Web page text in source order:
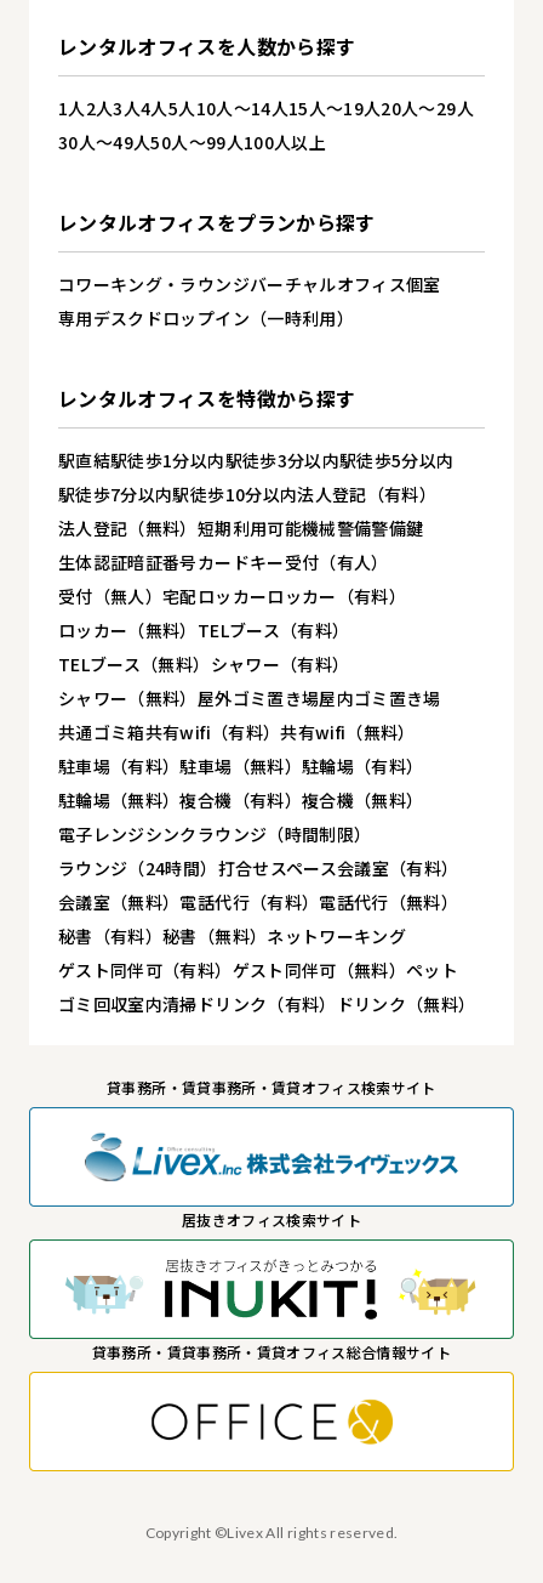
レンタルオフィスを人数から探す
1人 2人3人4人5人 10人～14人15人～19人20人～29人
30人～49人50人～99人100人以上
レンタルオフィスをプランから探す
コワーキング・ラウンジバーチャルオフィス個室
専用デスク ドロップイン（一時利用）
レンタルオフィスを特徴から探す
駅直結駅徒歩1分以内駅徒歩3分以内駅徒歩5分以内
駅徒歩7分以内駅徒歩10分以内法人登記（有料）
法人登記（無料） 短期利用可能機械警備警備鍵
生体認証暗証番号カードキー受付（有人）
受付（無人）宅配ロッカーロッカー（有料）
ロッカー（無料） TELブース（有料）
TELブース（無料） シャワー（有料）
シャワー（無料） 屋外ゴミ置き場屋内ゴミ置き場
共通ゴミ箱共有wifi（有料）共有wifi（無料）
駐車場（有料）駐車場（無料） 駐輪場（有料）
駐輪場（無料）複合機（有料） 複合機（無料）
電子レンジシンクラウンジ（時間制限）
ラウンジ（24時間） 打合せスペース会議室（有料）
会議室（無料） 電話代行（有料） 電話代行（無料）
秘書（有料）秘書（無料） ネットワーキング
ゲスト同伴可（有料） ゲスト同伴可（無料）ペット
ゴミ回収室内清掃 ドリンク（有料） ドリンク（無料）
貸事務所・賃貸事務所・賃貸オフィス検索サイト
居抜きオフィス検索サイト
貸事務所・賃貸事務所・賃貸オフィス総合情報サイト
Copyright ©Livex All rights reserved.